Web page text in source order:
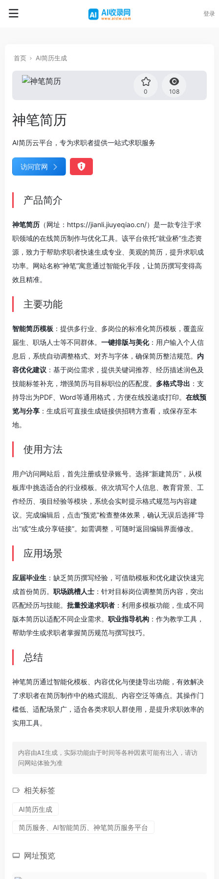
登录
首页 AI简历生成
0 108
神笔简历
AI简历云平台，专为求职者提供一站式求职服务
访问官网
产品简介
神笔简历 （网址：https://jianli.jiuyeqiao.cn/）是一款专注于求
职领域的在线简历制作与优化工具。该平台依托“就业桥”生态资
源，致力于帮助求职者快速生成专业、美观的简历，提升求职成
功率。网站名称“神笔”寓意通过智能化手段，让简历撰写变得高
效且精准。
主要功能
智能简历模板 ：提供多行业、多岗位的标准化简历模板，覆盖应
届生、职场人士等不同群体。 一键排版与美化：用户输入个人信
息后，系统自动调整格式、对齐与字体，确保简历整洁规范。 内
容优化建议 ：基于岗位需求，提供关键词推荐、经历描述润色及
技能标签补充，增强简历与目标职位的匹配度。 多格式导出 ：支
持导出为PDF、Word等通用格式，方便在线投递或打印。 在线预
览与分享 ：生成后可直接生成链接供招聘方查看，或保存至本
地。
使用方法
用户访问网站后，首先注册或登录账号。选择“新建简历”，从模
板库中挑选适合的行业模板。依次填写个人信息、教育背景、工
作经历、项目经验等模块，系统会实时提示格式规范与内容建
议。完成编辑后，点击“预览”检查整体效果，确认无误后选择“导
出”或“生成分享链接”。如需调整，可随时返回编辑界面修改。
应用场景
应届毕业生 ：缺乏简历撰写经验，可借助模板和优化建议快速完
成首份简历。 职场跳槽人士 ：针对目标岗位调整简历内容，突出
匹配经历与技能。 批量投递求职者 ：利用多模板功能，生成不同
版本简历以适配不同企业需求。 职业指导机构 ：作为教学工具，
帮助学生或求职者掌握简历规范与撰写技巧。
总结
神笔简历通过智能化模板、内容优化与便捷导出功能，有效解决
了求职者在简历制作中的格式混乱、内容空泛等痛点。其操作门
槛低、适配场景广，适合各类求职人群使用，是提升求职效率的
实用工具。
内容由AI生成，实际功能由于时间等各种因素可能有出入，请访
问网站体验为准
相关标签
AI简历生成
简历服务、AI智能简历、神笔简历服务平台
网址预览